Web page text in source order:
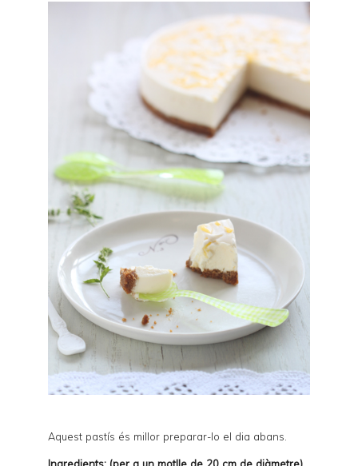
Aquest pastís és millor preparar-lo el dia abans.
Ingredients: (per a un motlle de 20 cm de diàmetre)